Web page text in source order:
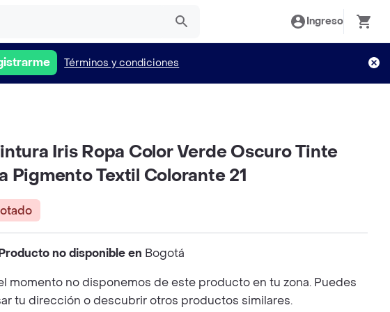
Ingreso
Términos y condiciones
Iris Ropa Color Verde Oscuro Tinte
Pigmento Textil Colorante 21
no disponible en Bogotá
momento no disponemos de este producto en tu zona. Puedes
tu dirección o descubrir otros productos similares.